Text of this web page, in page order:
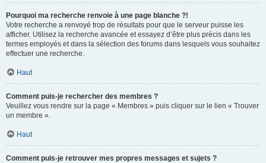
Pourquoi ma recherche renvoie à une page blanche ?!
Votre recherche a renvoyé trop de résultats pour que le serveur puisse les
afficher. Utilisez la recherche avancée et essayez d’être plus précis dans les
termes employés et dans la sélection des forums dans lesquels vous souhaitez
effectuer une recherche.
Haut
Comment puis-je rechercher des membres ?
Veuillez vous rendre sur la page « Membres » puis cliquer sur le lien « Trouver
un membre ».
Haut
Comment puis-je retrouver mes propres messages et sujets ?